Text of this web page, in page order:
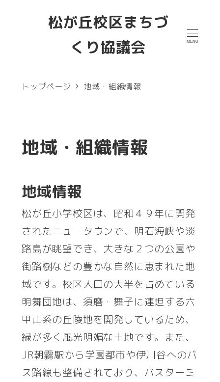
松が丘校区まちづ
くり協議会
MENU
トップページ 地域・組織情報
地域・組織情報
地域情報
松が丘小学校区は、昭和４９年に開発
されたニュータウンで、明石海峡や淡
路島が眺望でき、大きな２つの公園や
街路樹などの豊かな自然に恵まれた地
域です。校区人口の大半を占めている
明舞団地は、須磨・舞子に連坦する六
甲山系の丘陵地を開発しているため、
緑が多く風光明媚な土地です。また、
JR朝霧駅から学園都市や伊川谷へのバ
ス路線も整備されており、バスターミ